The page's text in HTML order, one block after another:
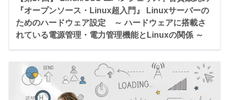
『オープンソース・Linux超入門』 Linuxサーバーの
ためのハードウェア設定 ～ ハードウェアに搭載さ
れている電源管理・電力管理機能とLinuxの関係 ～